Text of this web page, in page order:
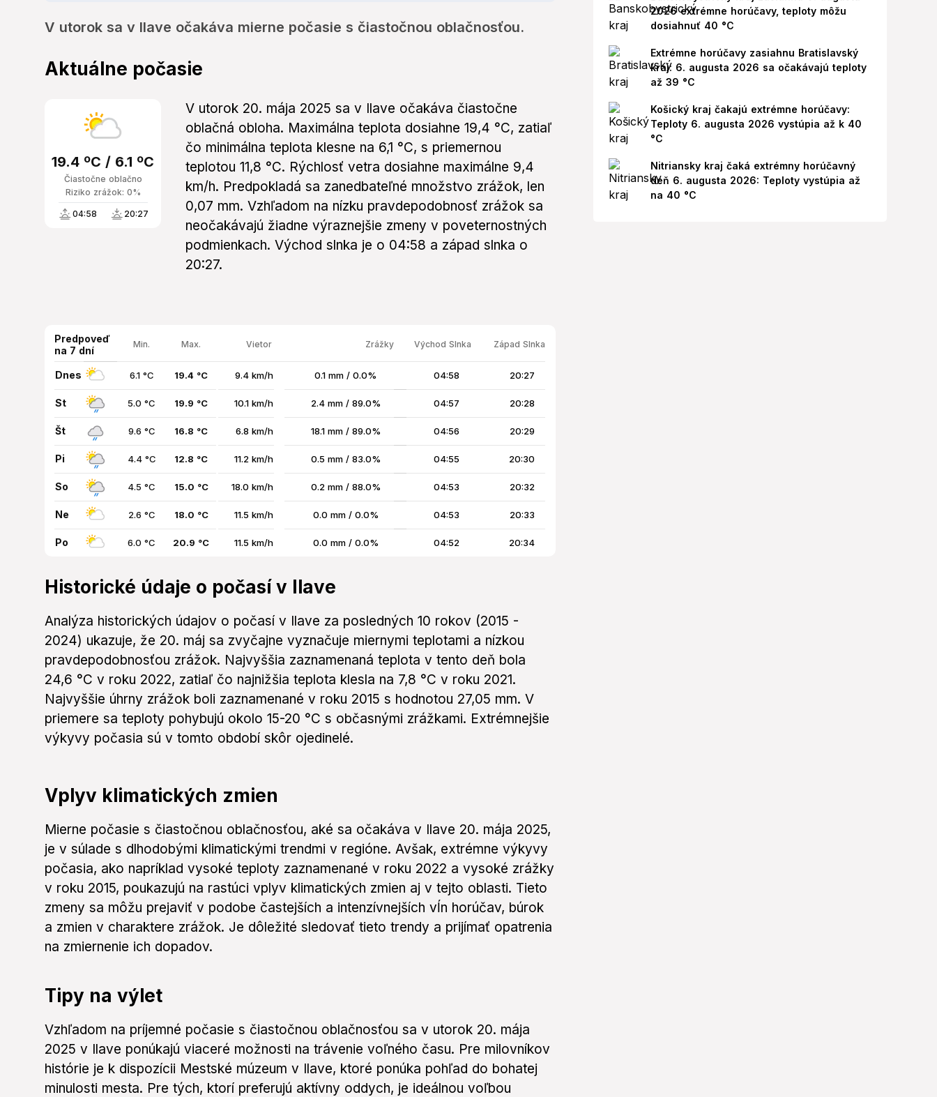
V utorok sa v Ilave očakáva mierne počasie s čiastočnou oblačnosťou.
Aktuálne počasie
Čiastočne oblačno
19.4 ºC / 6.1 ºC
Riziko zrážok: 0%
04:58 20:27
V utorok 20. mája 2025 sa v Ilave očakáva čiastočne
oblačná obloha. Maximálna teplota dosiahne 19,4 °C, zatiaľ
čo minimálna teplota klesne na 6,1 °C, s priemernou
teplotou 11,8 °C. Rýchlosť vetra dosiahne maximálne 9,4
km/h. Predpokladá sa zanedbateľné množstvo zrážok, len
0,07 mm. Vzhľadom na nízku pravdepodobnosť zrážok sa
neočakávajú žiadne výraznejšie zmeny v poveternostných
podmienkach. Východ slnka je o 04:58 a západ slnka o
20:27.
Predpoveď
na 7 dní
Min. Max. Vietor Zrážky Východ Slnka Západ Slnka
Dnes 6.1 °C 19.4 °C 9.4 km/h 0.1 mm / 0.0% 04:58 20:27
St 5.0 °C 19.9 °C 10.1 km/h 2.4 mm / 89.0% 04:57 20:28
Št 9.6 °C 16.8 °C 6.8 km/h 18.1 mm / 89.0% 04:56 20:29
Pi 4.4 °C 12.8 °C 11.2 km/h 0.5 mm / 83.0% 04:55 20:30
So 4.5 °C 15.0 °C 18.0 km/h 0.2 mm / 88.0% 04:53 20:32
Ne 2.6 °C 18.0 °C 11.5 km/h 0.0 mm / 0.0% 04:53 20:33
Po 6.0 °C 20.9 °C 11.5 km/h 0.0 mm / 0.0% 04:52 20:34
Historické údaje o počasí v Ilave
Analýza historických údajov o počasí v Ilave za posledných 10 rokov (2015 -
2024) ukazuje, že 20. máj sa zvyčajne vyznačuje miernymi teplotami a nízkou
pravdepodobnosťou zrážok. Najvyššia zaznamenaná teplota v tento deň bola
24,6 °C v roku 2022, zatiaľ čo najnižšia teplota klesla na 7,8 °C v roku 2021.
Najvyššie úhrny zrážok boli zaznamenané v roku 2015 s hodnotou 27,05 mm. V
priemere sa teploty pohybujú okolo 15-20 °C s občasnými zrážkami. Extrémnejšie
výkyvy počasia sú v tomto období skôr ojedinelé.
Vplyv klimatických zmien
Mierne počasie s čiastočnou oblačnosťou, aké sa očakáva v Ilave 20. mája 2025,
je v súlade s dlhodobými klimatickými trendmi v regióne. Avšak, extrémne výkyvy
počasia, ako napríklad vysoké teploty zaznamenané v roku 2022 a vysoké zrážky
v roku 2015, poukazujú na rastúci vplyv klimatických zmien aj v tejto oblasti. Tieto
zmeny sa môžu prejaviť v podobe častejších a intenzívnejších vĺn horúčav, búrok
a zmien v charaktere zrážok. Je dôležité sledovať tieto trendy a prijímať opatrenia
na zmiernenie ich dopadov.
Tipy na výlet
Vzhľadom na príjemné počasie s čiastočnou oblačnosťou sa v utorok 20. mája
2025 v Ilave ponúkajú viaceré možnosti na trávenie voľného času. Pre milovníkov
histórie je k dispozícii Mestské múzeum v Ilave, ktoré ponúka pohľad do bohatej
minulosti mesta. Pre tých, ktorí preferujú aktívny oddych, je ideálnou voľbou
2026 extrémne horúčavy, teploty môžu
dosiahnuť 40 °C
Extrémne horúčavy zasiahnu Bratislavský
kraj: 6. augusta 2026 sa očakávajú teploty
až 39 °C
Košický kraj čakajú extrémne horúčavy:
Teploty 6. augusta 2026 vystúpia až k 40
°C
Nitriansky kraj čaká extrémny horúčavný
deň 6. augusta 2026: Teploty vystúpia až
na 40 °C